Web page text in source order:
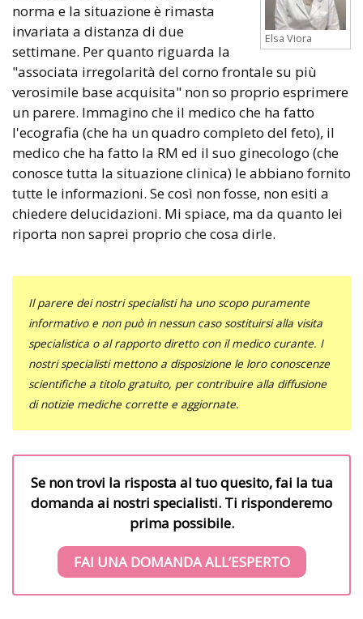
Elsa Viora
norma e la situazione è rimasta
invariata a distanza di due
settimane. Per quanto riguarda la
"associata irregolarità del corno frontale su più
verosimile base acquisita" non so proprio esprimere
un parere. Immagino che il medico che ha fatto
l'ecografia (che ha un quadro completo del feto), il
medico che ha fatto la RM ed il suo ginecologo (che
conosce tutta la situazione clinica) le abbiano fornito
tutte le informazioni. Se così non fosse, non esiti a
chiedere delucidazioni. Mi spiace, ma da quanto lei
riporta non saprei proprio che cosa dirle.
Il parere dei nostri specialisti ha uno scopo puramente
informativo e non può in nessun caso sostituirsi alla visita
specialistica o al rapporto diretto con il medico curante. I
nostri specialisti mettono a disposizione le loro conoscenze
scientifiche a titolo gratuito, per contribuire alla diffusione
di notizie mediche corrette e aggiornate.
Se non trovi la risposta al tuo quesito, fai la tua
domanda ai nostri specialisti. Ti risponderemo
prima possibile.
FAI UNA DOMANDA ALL’ESPERTO